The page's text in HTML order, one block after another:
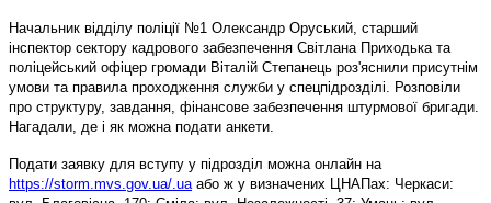
Начальник відділу поліції №1 Олександр Оруський, старший
інспектор сектору кадрового забезпечення Світлана Приходька та
поліцейський офіцер громади Віталій Степанець роз'яснили присутнім
умови та правила проходження служби у спецпідрозділі. Розповіли
про структуру, завдання, фінансове забезпечення штурмової бригади.
Нагадали, де і як можна подати анкети.
Подати заявку для вступу у підрозділ можна онлайн на
https://storm.mvs.gov.ua/.ua або ж у визначених ЦНАПах: Черкаси: